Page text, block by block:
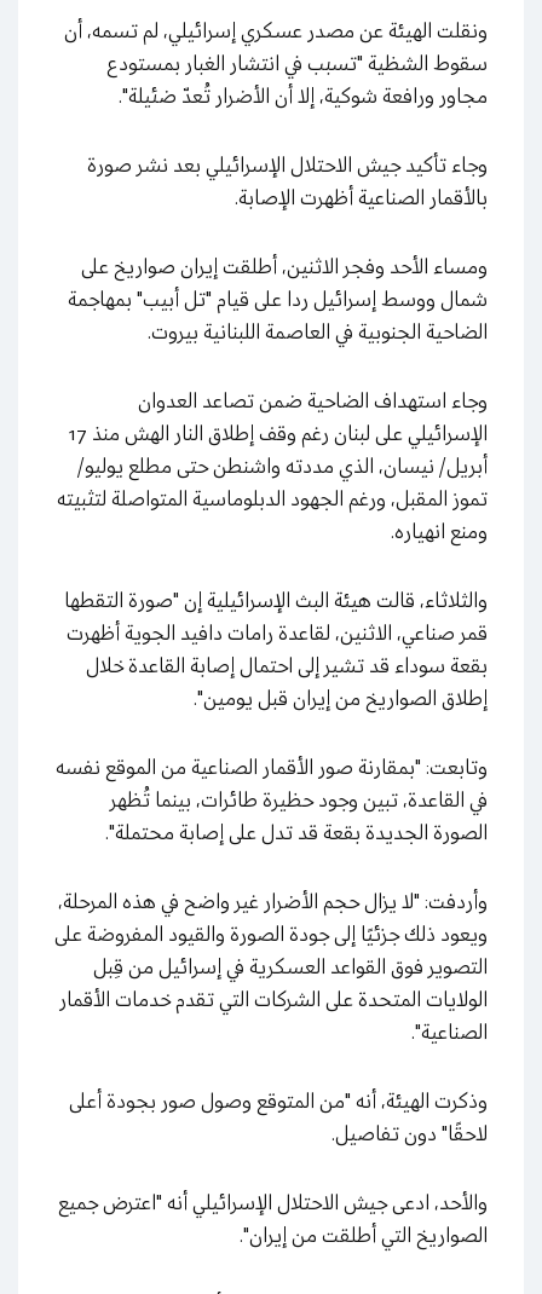
ونقلت الهيئة عن مصدر عسكري إسرائيلي، لم تسمه، أن
سقوط الشظية "تسبب في انتشار الغبار بمستودع
مجاور ورافعة شوكية، إلا أن الأضرار تُعدّ ضئيلة".
وجاء تأكيد جيش الاحتلال الإسرائيلي بعد نشر صورة
بالأقمار الصناعية أظهرت الإصابة.
ومساء الأحد وفجر الاثنين، أطلقت إيران صواريخ على
شمال ووسط إسرائيل ردا على قيام "تل أبيب" بمهاجمة
الضاحية الجنوبية في العاصمة اللبنانية بيروت.
وجاء استهداف الضاحية ضمن تصاعد العدوان
الإسرائيلي على لبنان رغم وقف إطلاق النار الهش منذ 17
أبريل/ نيسان، الذي مددته واشنطن حتى مطلع يوليو/
تموز المقبل، ورغم الجهود الدبلوماسية المتواصلة لتثبيته
ومنع انهياره.
والثلاثاء، قالت هيئة البث الإسرائيلية إن "صورة التقطها
قمر صناعي، الاثنين، لقاعدة رامات دافيد الجوية أظهرت
بقعة سوداء قد تشير إلى احتمال إصابة القاعدة خلال
إطلاق الصواريخ من إيران قبل يومين".
وتابعت: "بمقارنة صور الأقمار الصناعية من الموقع نفسه
في القاعدة، تبين وجود حظيرة طائرات، بينما تُظهر
الصورة الجديدة بقعة قد تدل على إصابة محتملة".
وأردفت: "لا يزال حجم الأضرار غير واضح في هذه المرحلة،
ويعود ذلك جزئيًا إلى جودة الصورة والقيود المفروضة على
التصوير فوق القواعد العسكرية في إسرائيل من قِبل
الولايات المتحدة على الشركات التي تقدم خدمات الأقمار
الصناعية".
وذكرت الهيئة، أنه "من المتوقع وصول صور بجودة أعلى
لاحقًا" دون تفاصيل.
والأحد، ادعى جيش الاحتلال الإسرائيلي أنه "اعترض جميع
الصواريخ التي أطلقت من إيران".